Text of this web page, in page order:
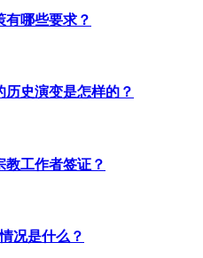
哪些要求？
史演变是怎样的？
工作者签证？
况是什么？